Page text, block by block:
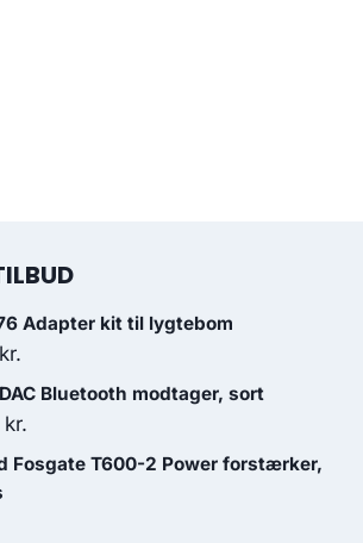
Adapter kit til lygtebom
kr.
Bluetooth modtager, sort
kr.
Fosgate T600-2 Power forstærker,